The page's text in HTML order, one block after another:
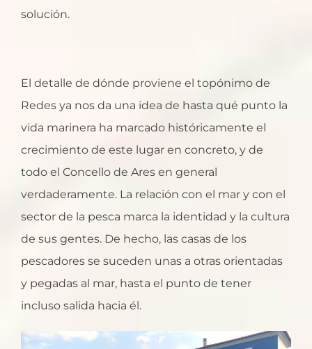
solución.
El detalle de dónde proviene el topónimo de
Redes ya nos da una idea de hasta qué punto la
vida marinera ha marcado históricamente el
crecimiento de este lugar en concreto, y de
todo el Concello de Ares en general
verdaderamente. La relación con el mar y con el
sector de la pesca marca la identidad y la cultura
de sus gentes. De hecho, las casas de los
pescadores se suceden unas a otras orientadas
y pegadas al mar, hasta el punto de tener
incluso salida hacia él.